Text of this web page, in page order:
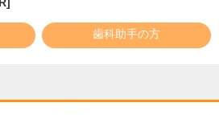
歯科助手の方